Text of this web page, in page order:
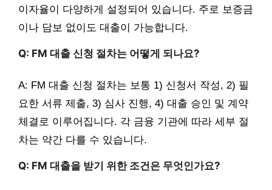
이자율이 다양하게 설정되어 있습니다. 주로 보증금
이나 담보 없이도 대출이 가능합니다.
Q: FM 대출 신청 절차는 어떻게 되나요?
A: FM 대출 신청 절차는 보통 1) 신청서 작성, 2) 필
요한 서류 제출, 3) 심사 진행, 4) 대출 승인 및 계약
체결로 이루어집니다. 각 금융 기관에 따라 세부 절
차는 약간 다를 수 있습니다.
Q: FM 대출을 받기 위한 조건은 무엇인가요?